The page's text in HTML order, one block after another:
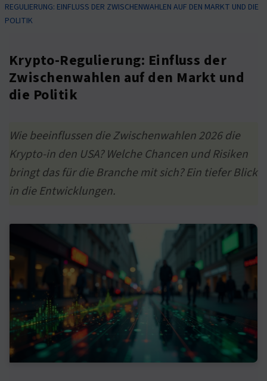
REGULIERUNG: EINFLUSS DER ZWISCHENWAHLEN AUF DEN MARKT UND DIE
POLITIK
Krypto-Regulierung: Einfluss der
Zwischenwahlen auf den Markt und
die Politik
Wie beeinflussen die Zwischenwahlen 2026 die
Krypto-in den USA? Welche Chancen und Risiken
bringt das für die Branche mit sich? Ein tiefer Blick
in die Entwicklungen.